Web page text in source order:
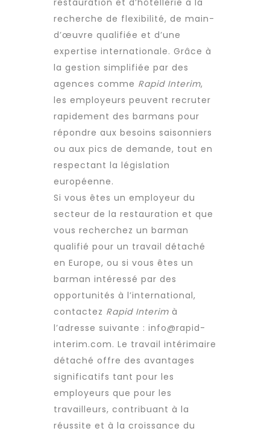
restauration et d’hôtellerie à la
recherche de flexibilité, de main-
d’œuvre qualifiée et d’une
expertise internationale. Grâce à
la gestion simplifiée par des
agences comme Rapid Interim,
les employeurs peuvent recruter
rapidement des barmans pour
répondre aux besoins saisonniers
ou aux pics de demande, tout en
respectant la législation
européenne.
Si vous êtes un employeur du
secteur de la restauration et que
vous recherchez un barman
qualifié pour un travail détaché
en Europe, ou si vous êtes un
barman intéressé par des
opportunités à l’international,
contactez Rapid Interim à
l’adresse suivante : info@rapid-
interim.com. Le travail intérimaire
détaché offre des avantages
significatifs tant pour les
employeurs que pour les
travailleurs, contribuant à la
réussite et à la croissance du